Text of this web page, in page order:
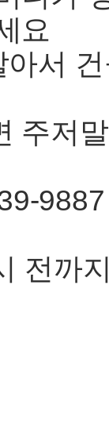
요
서
주저
9887
전까